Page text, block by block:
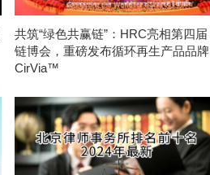
共筑“绿色共赢链”：HRC亮相第四届
链博会，重磅发布循环再生产品品牌
CirVia™